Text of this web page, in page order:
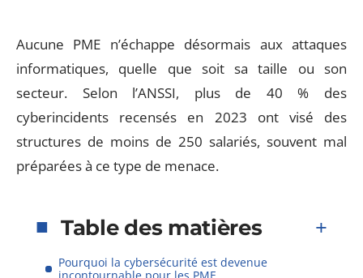
Aucune PME n’échappe désormais aux attaques
informatiques, quelle que soit sa taille ou son
secteur. Selon l’ANSSI, plus de 40 % des
cyberincidents recensés en 2023 ont visé des
structures de moins de 250 salariés, souvent mal
préparées à ce type de menace.
Table des matières
Pourquoi la cybersécurité est devenue
incontournable pour les PME